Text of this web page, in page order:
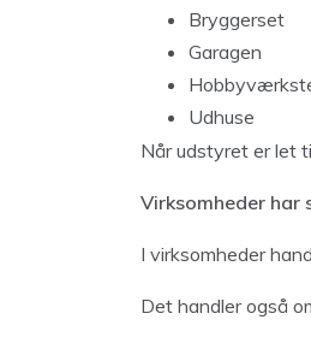
Bryggerset
Garagen
Udhuse
Når udstyret er let
Virksomheder har
I virksomheder
Det handler også